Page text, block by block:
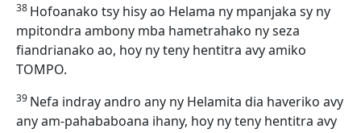
38 Hofoanako tsy hisy ao Helama ny mpanjaka sy ny
mpitondra ambony mba hametrahako ny seza
fiandrianako ao, hoy ny teny hentitra avy amiko
TOMPO.
39 Nefa indray andro any ny Helamita dia haveriko avy
any am-pahababoana ihany, hoy ny teny hentitra avy